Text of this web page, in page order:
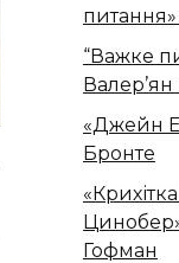
питання»
“Важке
«Джейн
Бронте
Гофман